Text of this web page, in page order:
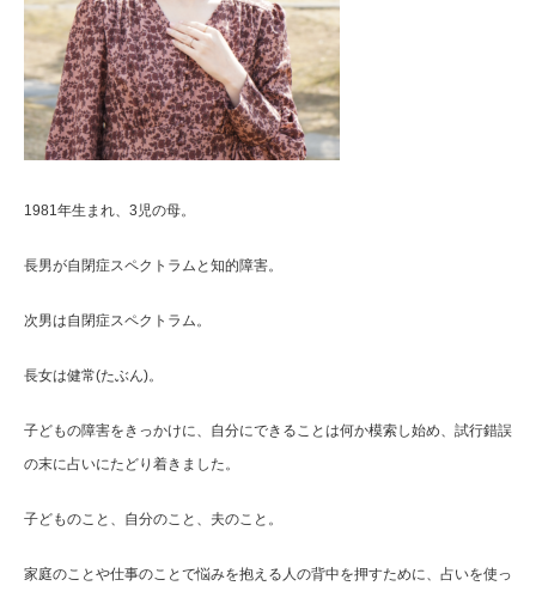
1981年生まれ、3児の母。
長男が自閉症スペクトラムと知的障害。
次男は自閉症スペクトラム。
長女は健常(たぶん)。
子どもの障害をきっかけに、自分にできることは何か模索し始め、試行錯誤
の末に占いにたどり着きました。
子どものこと、自分のこと、夫のこと。
家庭のことや仕事のことで悩みを抱える人の背中を押すために、占いを使っ